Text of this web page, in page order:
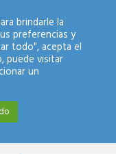
Nocturno
brindarle la
preferencias y
todo", acepta el
puede visitar
un